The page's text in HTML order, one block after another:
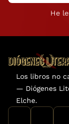
He
Los libros no
— Diógenes
Elche.